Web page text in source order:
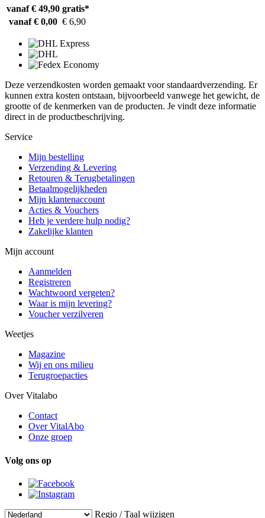
vanaf € 49,90 gratis*
vanaf € 0,00 € 6,90
Deze verzendkosten worden gemaakt voor standaardverzending. Er
kunnen extra kosten ontstaan, bijvoorbeeld vanwege het gewicht, de
grootte of de kenmerken van de producten. Je vindt deze informatie
direct in de productbeschrijving.
Service
Mijn bestelling
Verzending & Levering
Retouren & Terugbetalingen
Betaalmogelijkheden
Mijn klantenaccount
Acties & Vouchers
Heb je verdere hulp nodig?
Zakelijke klanten
Mijn account
Aanmelden
Registreren
Wachtwoord vergeten?
Waar is mijn levering?
Voucher verzilveren
Weetjes
Magazine
Wij en ons milieu
Terugroepacties
Over Vitalabo
Contact
Over VitalAbo
Onze groep
Volg ons op
Regio / Taal wijzigen